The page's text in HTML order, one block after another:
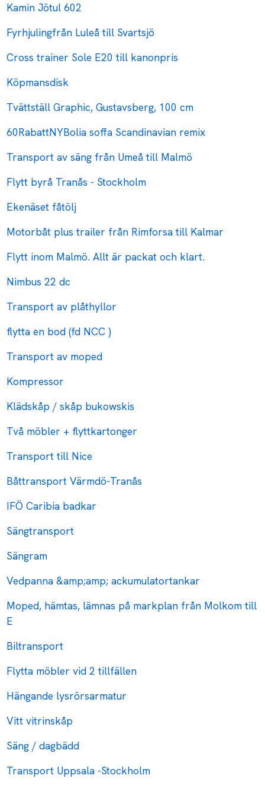
Kamin Jötul 602
Fyrhjulingfrån Luleå till Svartsjö
Cross trainer Sole E20 till kanonpris
Köpmansdisk
Tvättställ Graphic, Gustavsberg, 100 cm
60RabattNYBolia soffa Scandinavian remix
Transport av säng från Umeå till Malmö
Flytt byrå Tranås - Stockholm
Ekenäset fåtölj
Motorbåt plus trailer från Rimforsa till Kalmar
Flytt inom Malmö. Allt är packat och klart.
Nimbus 22 dc
Transport av plåthyllor
flytta en bod (fd NCC )
Transport av moped
Kompressor
Klädskåp / skåp bukowskis
Två möbler + flyttkartonger
Transport till Nice
Båttransport Värmdö-Tranås
IFÖ Caribia badkar
Sängtransport
Sängram
Vedpanna &amp;amp; ackumulatortankar
Moped, hämtas, lämnas på markplan från Molkom till
E
Biltransport
Flytta möbler vid 2 tillfällen
Hängande lysrörsarmatur
Vitt vitrinskåp
Säng / dagbädd
Transport Uppsala -Stockholm